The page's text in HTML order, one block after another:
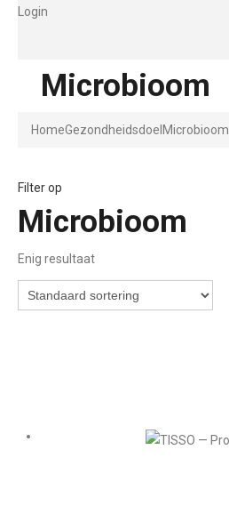
Login
Microbioom
HomeGezondheidsdoel Microbioom
Filter op
Microbioom
Enig resultaat